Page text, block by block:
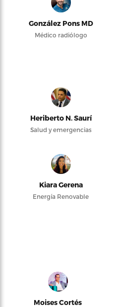
González Pons MD
Médico radiólogo
Heriberto N. Saurí
Salud y emergencias
Kiara Gerena
Energía Renovable
Moises Cortés